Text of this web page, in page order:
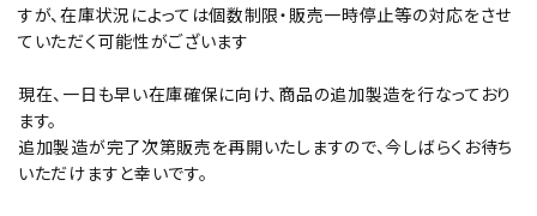
すが、在庫状況によっては個数制限・販売一時停止等の対応をさせ
ていただく可能性がございます
現在、一日も早い在庫確保に向け、商品の追加製造を行なっており
ます。
追加製造が完了次第販売を再開いたしますので、今しばらくお待ち
いただけますと幸いです。